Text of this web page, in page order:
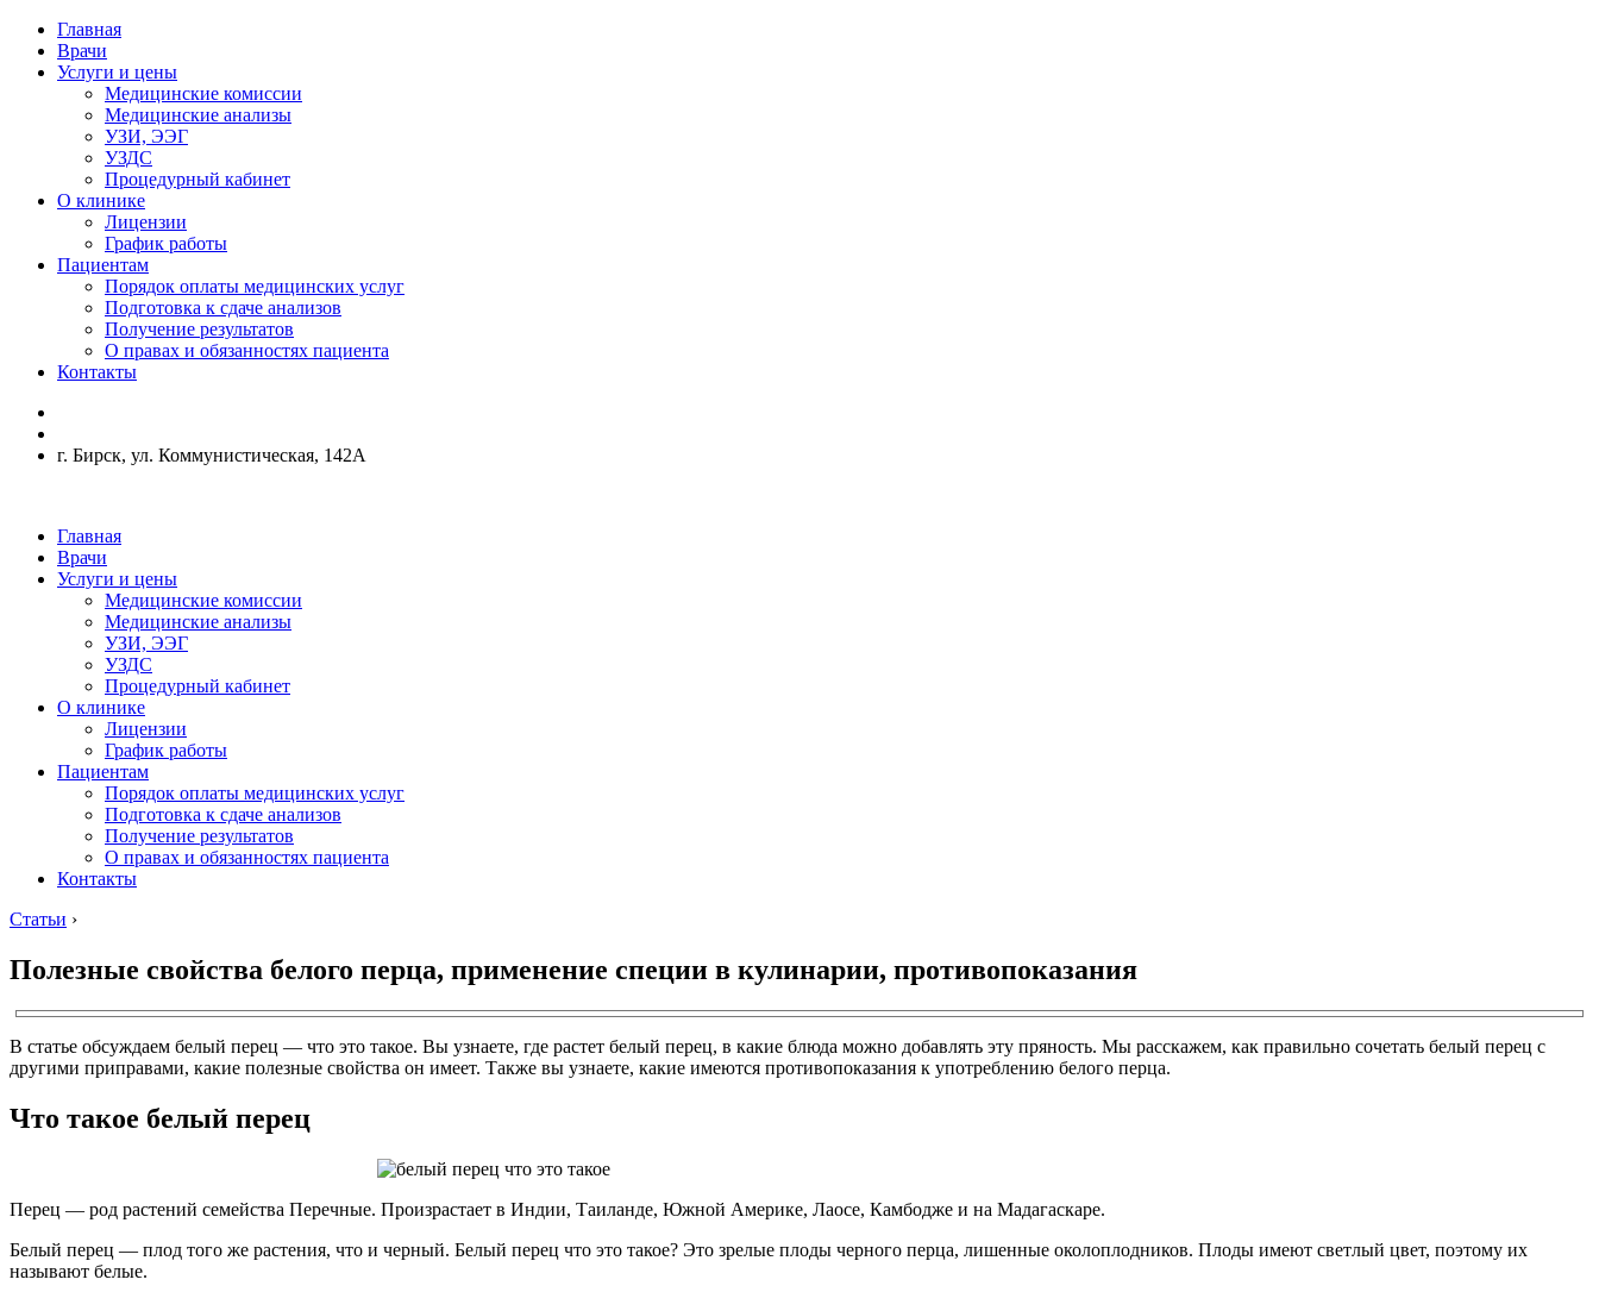
Главная
Врачи
Услуги и цены
Медицинские комиссии
Медицинские анализы
УЗИ, ЭЭГ
УЗДС
Процедурный кабинет
О клинике
Лицензии
График работы
Пациентам
Порядок оплаты медицинских услуг
Подготовка к сдаче анализов
Получение результатов
О правах и обязанностях пациента
Контакты
г. Бирск, ул. Коммунистическая, 142А
Главная
Врачи
Услуги и цены
Медицинские комиссии
Медицинские анализы
УЗИ, ЭЭГ
УЗДС
Процедурный кабинет
О клинике
Лицензии
График работы
Пациентам
Порядок оплаты медицинских услуг
Подготовка к сдаче анализов
Получение результатов
О правах и обязанностях пациента
Контакты
Статьи ›
Полезные свойства белого перца, применение специи в кулинарии, противопоказания
В статье обсуждаем белый перец — что это такое. Вы узнаете, где растет белый перец, в какие блюда можно добавлять эту пряность. Мы расскажем, как правильно сочетать белый перец с
другими приправами, какие полезные свойства он имеет. Также вы узнаете, какие имеются противопоказания к употреблению белого перца.
Что такое белый перец
Перец — род растений семейства Перечные. Произрастает в Индии, Таиланде, Южной Америке, Лаосе, Камбодже и на Мадагаскаре.
Белый перец — плод того же растения, что и черный. Белый перец что это такое? Это зрелые плоды черного перца, лишенные околоплодников. Плоды имеют светлый цвет, поэтому их
называют белые.